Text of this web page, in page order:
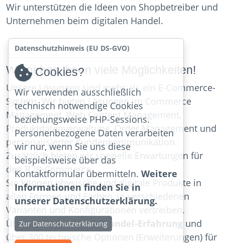
Wir unterstützen die Ideen von Shopbetreiber und
Unternehmen beim digitalen Handel.
Wir geben Ihnen viele Möglichkeiten!
Unsere Lösungen sind mehr als ein E-Commerce-
System. Wir bieten Lösungen im Commerce
Management, Web Content Management,
Produktdatenverwaltung, Order Management und
personalisierter Kundenkommunikation.
Zusätzlich bieten wir spezielle Erwartungen für
den B2B-Commerce.
Sie können physische und digitale Produkte in
allen Formen und Farben, in verschiedenen
Varianten und Konfigurationen vertreiben.
Über20 Jahre Online-Handel-Erfahrung und
über 300 technische Optionen (Erweiterungen) für
Datenschutzhinweis (EU DS-GVO)
Cookies?
Wir verwenden ausschließlich
technisch notwendige Cookies
beziehungsweise PHP-Sessions.
Personenbezogene Daten verarbeiten
wir nur, wenn Sie uns diese
beispielsweise über das
Kontaktformular übermitteln. Weitere
Informationen finden Sie in
unserer Datenschutzerklärung.
Zur Datenschutzerklärung